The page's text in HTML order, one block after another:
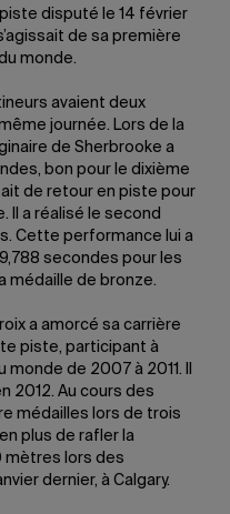
disputé le 14 février
de sa première
monde.
avaient deux
journée. Lors de la
de Sherbrooke a
bon pour le dixième
de retour en piste pour
Il a réalisé le second
Cette performance lui a
secondes pour les
médaille de bronze.
a amorcé sa carrière
piste, participant à
de 2007 à 2011. Il
2012. Au cours des
médailles lors de trois
plus de rafler la
mètres lors des
dernier, à Calgary.